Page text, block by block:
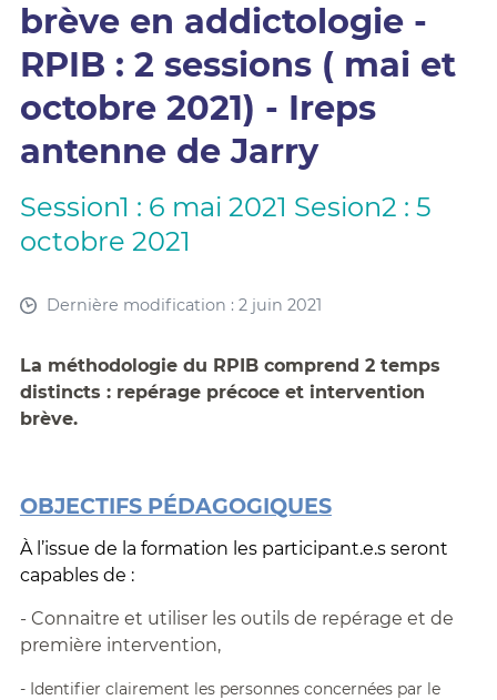
brève en addictologie -
RPIB : 2 sessions ( mai et
octobre 2021) - Ireps
antenne de Jarry
Session1 : 6 mai 2021 Sesion2 : 5
octobre 2021
Dernière modification : 2 juin 2021
La méthodologie du RPIB comprend 2 temps
distincts : repérage précoce et intervention
brève.
OBJECTIFS PÉDAGOGIQUES
À l’issue de la formation les participant.e.s seront
capables de :
- Connaitre et utiliser les outils de repérage et de
première intervention,
- Identifier clairement les personnes concernées par le